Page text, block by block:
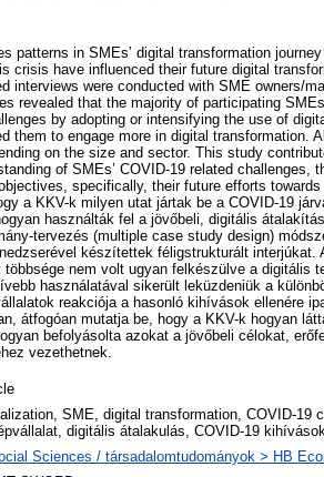
patterns in SMEs’ digital transformation
crisis have influenced their future digital
interviews were conducted with SME owners/
revealed that the majority of participating
by adopting or intensifying the use of
them to engage more in digital transformation.
on the size and sector. This study
of SMEs’ COVID-19 related challenges,
specifically, their future efforts
a KKV-k milyen utat jártak be a COVID-19
használták fel a jövőbeli, digitális
tervezés (multiple case study design)
készítettek féligstrukturált
nem volt ugyan felkészülve a digitális
használatával sikerült leküzdeniük a
reakciója a hasonló kihívások ellenére
átfogóan mutatja be, hogy a KKV-k hogyan
befolyásolta azokat a jövőbeli célokat,
vezethetnek.
SME, digital transformation, COVID-19
digitális átalakulás, COVID-19
Sciences / társadalomtudományok > HB